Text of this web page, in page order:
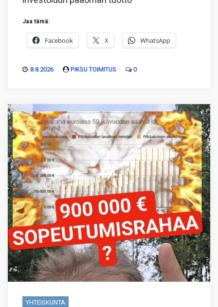
Jaa tämä:
Facebook X WhatsApp
8.8.2026 PIKSU TOIMITUS 0
YHTEISKUNTA